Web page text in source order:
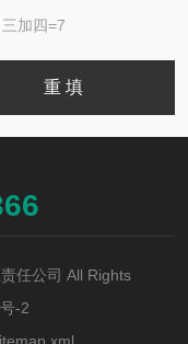
加四=7
任公司 All Rights
-2